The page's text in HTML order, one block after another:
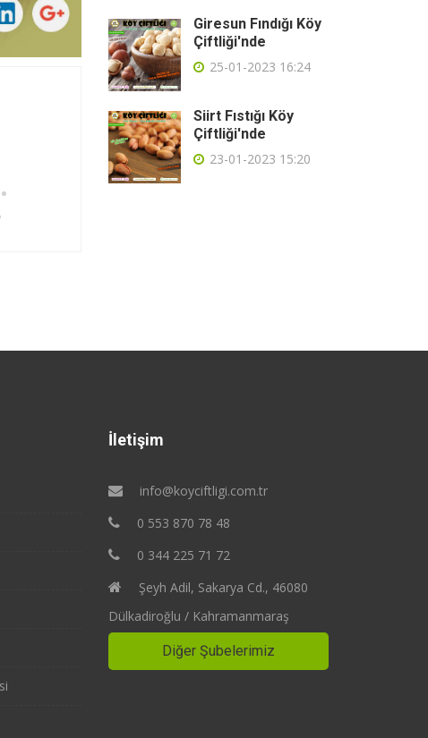
Giresun Fındığı Köy
Çiftliği'nde
25-01-2023 16:24
Siirt Fıstığı Köy
Çiftliği'nde
23-01-2023 15:20
İletişim
info@koyciftligi.com.tr
0 553 870 78 48
0 344 225 71 72
Şeyh Adil, Sakarya Cd., 46080
Dülkadiroğlu / Kahramanmaraş
Diğer Şubelerimiz